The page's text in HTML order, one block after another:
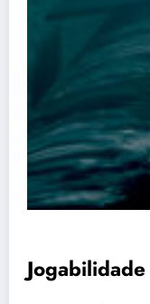
Jogabilidade